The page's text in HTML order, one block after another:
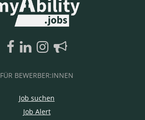
FÜR BEWERBER:INNEN
Job suchen
Job Alert